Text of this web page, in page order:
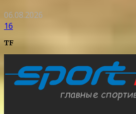
06.08.2026
16
TF